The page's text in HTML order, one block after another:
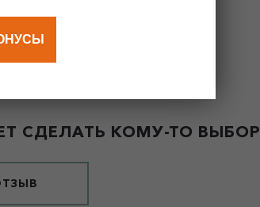
СДЕЛАТЬ КОМУ-ТО ВЫБОР